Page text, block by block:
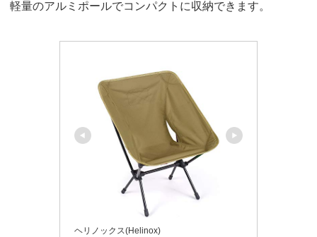
軽量のアルミポールでコンパクトに収納できます。
ヘリノックス(Helinox)